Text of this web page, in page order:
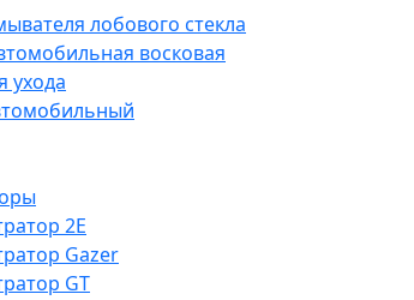
лобового стекла
восковая
ухода
2E
Gazer
GT